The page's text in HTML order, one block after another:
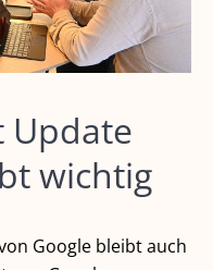
Update
wichtig
Google bleibt auch